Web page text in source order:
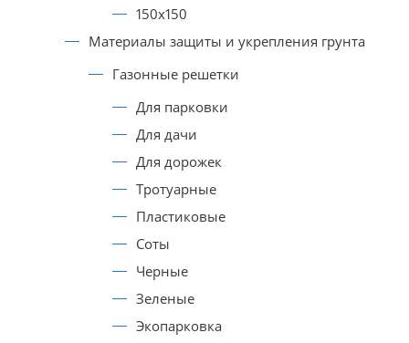
150х150
Материалы защиты и укрепления грунта
Газонные решетки
Для парковки
Для дачи
Для дорожек
Тротуарные
Пластиковые
Соты
Черные
Зеленые
Экопарковка